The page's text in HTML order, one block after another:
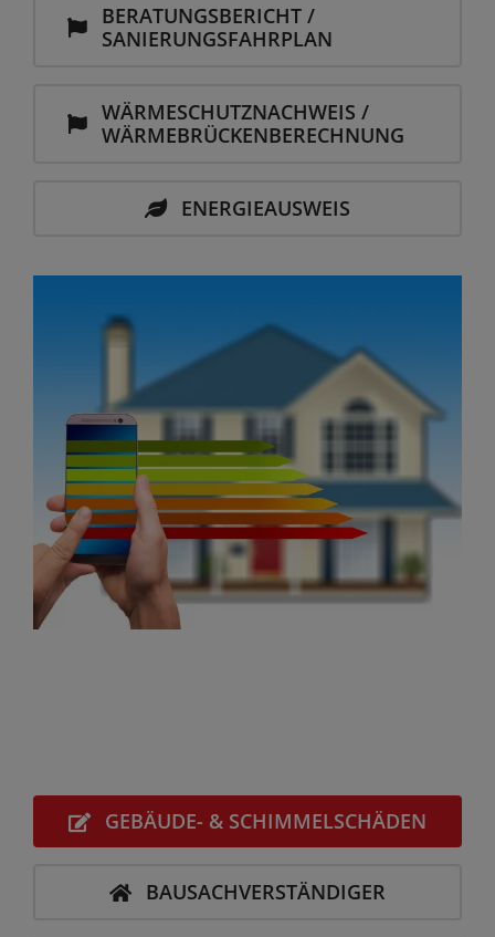
BERATUNGS­BERICHT /
SANIERUNGS­FAHRPLAN
WÄRME­SCHUTZ­NACHWEIS /
WÄRME­BRÜCKEN­BERECHNUNG
ENERGIEAUSWEIS
GEBÄUDE- & SCHIMMELSCHÄDEN
BAUSACH­VERSTÄNDIGER